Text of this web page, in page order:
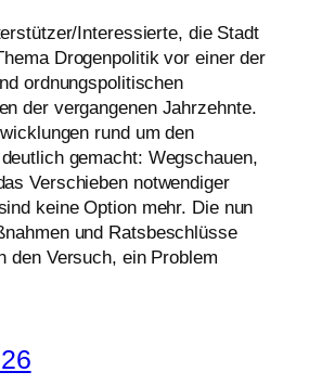
Interessierte, die Stadt
Drogenpolitik vor einer der
ordnungspolitischen
der vergangenen Jahrzehnte.
rund um den
gemacht: Wegschauen,
Verschieben notwendiger
keine Option mehr. Die nun
und Ratsbeschlüsse
den Versuch, ein Problem